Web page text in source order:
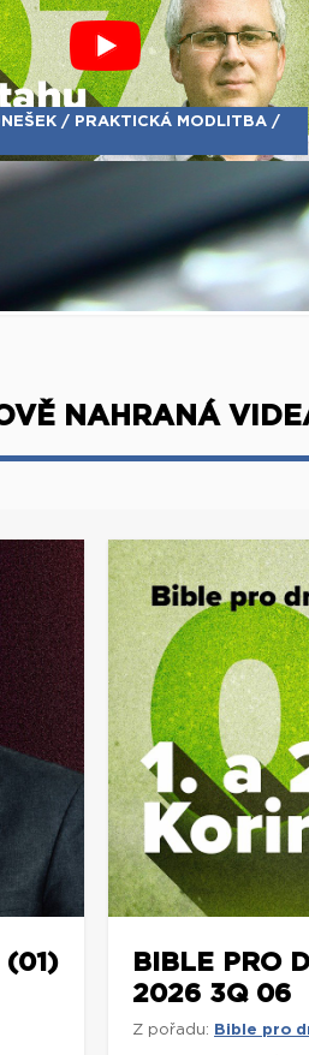
/ PRAKTICKÁ MODLITBA /
NAHRANÁ
(01)
BIBLE PRO
2026 3Q 06
Z pořadu: Bible pro